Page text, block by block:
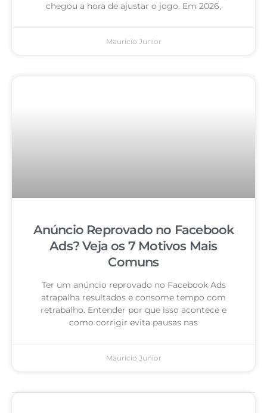
chegou a hora de ajustar o jogo. Em 2026,
Mauricio Junior
Anúncio Reprovado no Facebook
Ads? Veja os 7 Motivos Mais
Comuns
Ter um anúncio reprovado no Facebook Ads
atrapalha resultados e consome tempo com
retrabalho. Entender por que isso acontece e
como corrigir evita pausas nas
Mauricio Junior